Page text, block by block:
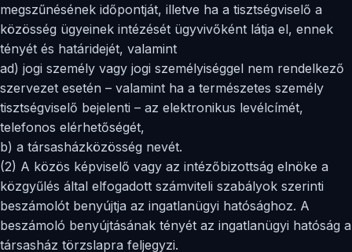
megszűnésének időpontját, illetve ha a tisztségviselő a
közösség ügyeinek intézését ügyvivőként látja el, ennek
tényét és határidejét, valamint
ad) jogi személy vagy jogi személyiséggel nem rendelkező
szervezet esetén – valamint ha a természetes személy
tisztségviselő bejelenti – az elektronikus levélcímét,
telefonos elérhetőségét,
b) a társasházközösség nevét.
(2) A közös képviselő vagy az intézőbizottság elnöke a
közgyűlés által elfogadott számviteli szabályok szerinti
beszámolót benyújtja az ingatlanügyi hatósághoz. A
beszámoló benyújtásának tényét az ingatlanügyi hatóság a
társasház törzslapra feljegyzi.